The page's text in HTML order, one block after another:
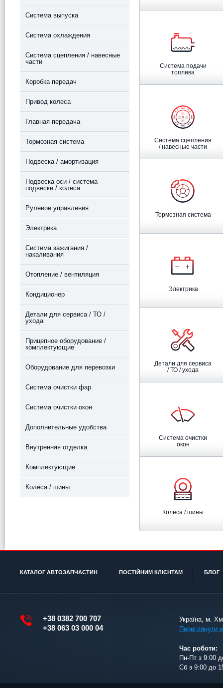
Система выпуска
Система охлаждения
Система сцепления / навесные
части
Коробка передач
Привод колеса
Главная передача
Тормозная система
Подвеска / амортизация
Подвеска оси / система
подвески / колеса
Рулевое управления
Электрика
Система зажигания /
накаливания
Отопление / вентиляция
Кондиционер
Детали для сервиса / ТО /
ухода
Прицепное оборудование /
комплектующие
Оборудование для перевозки
Система очистки фар
Система очистки окон
Дополнительные удобства
Внутренняя отделка
Комплектующие
Колёса / шины
Система подачи
топлива
Система сцепления
/ навесные части
Тормозная система
Электрика
Детали для сервиса
/ ТО / ухода
Система очистки
окон
Колёса / шины
КАТАЛОГ АВТОЗАПЧАСТИН ПОСТІЙНИМ КЛІЄНТАМ БЛОГ
+38 0382 700 707
+38 063 03 000 04
Україна, м.
Переглянути
Час роботи:
Пн-Пт з 9:00
Сб з 9:00 до